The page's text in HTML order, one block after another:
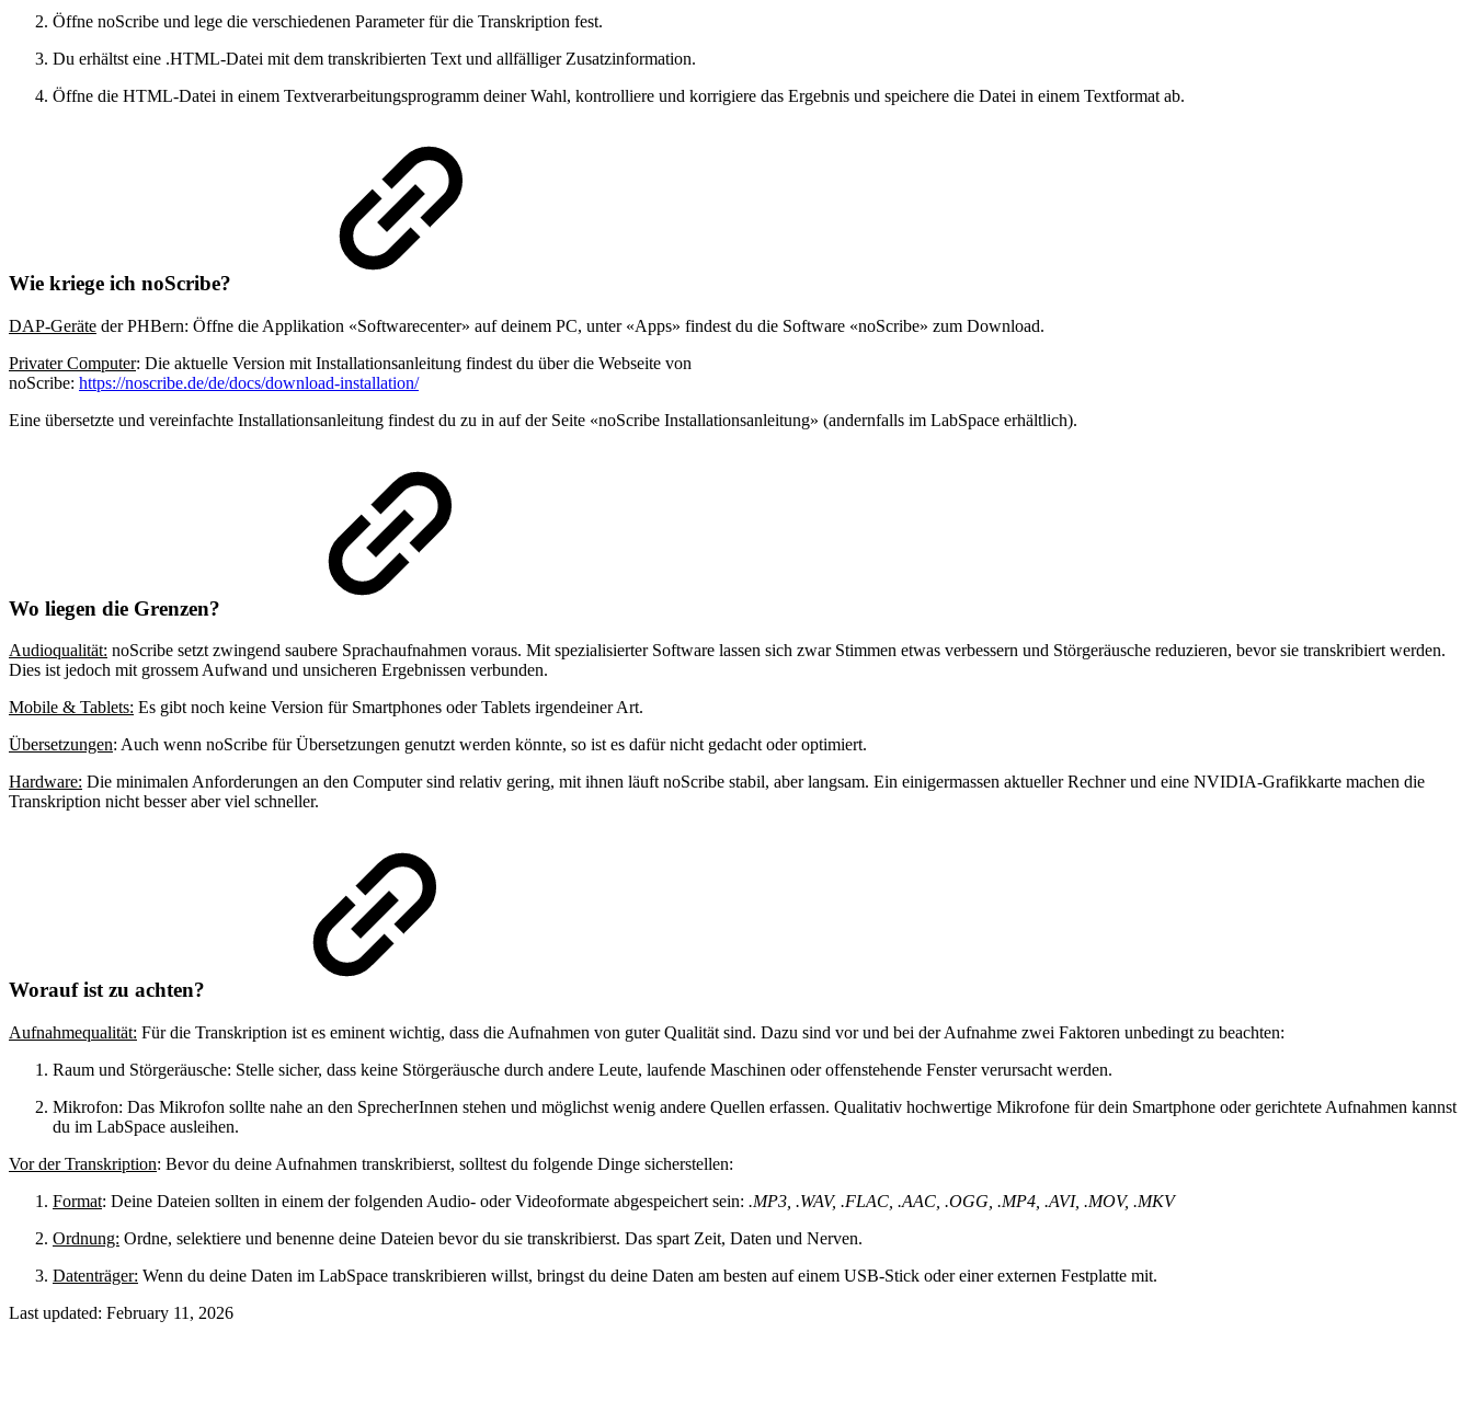
Öffne noScribe und lege die verschiedenen Parameter für die Transkription fest.
Du erhältst eine .HTML-Datei mit dem transkribierten Text und allfälliger Zusatzinformation.
Öffne die HTML-Datei in einem Textverarbeitungsprogramm deiner Wahl, kontrolliere und korrigiere das Ergebnis und speichere die Datei in einem Textformat ab.
Wie kriege ich noScribe?
DAP-Geräte der PHBern: Öffne die Applikation «Softwarecenter» auf deinem PC, unter «Apps» findest du die Software «noScribe» zum Download.
Privater Computer: Die aktuelle Version mit Installationsanleitung findest du über die Webseite von
noScribe: https://noscribe.de/de/docs/download-installation/
Eine übersetzte und vereinfachte Installationsanleitung findest du zu in auf der Seite «noScribe Installationsanleitung» (andernfalls im LabSpace erhältlich).
Wo liegen die Grenzen?
Audioqualität: noScribe setzt zwingend saubere Sprachaufnahmen voraus. Mit spezialisierter Software lassen sich zwar Stimmen etwas verbessern und Störgeräusche reduzieren, bevor sie transkribiert werden.
Dies ist jedoch mit grossem Aufwand und unsicheren Ergebnissen verbunden.
Mobile & Tablets: Es gibt noch keine Version für Smartphones oder Tablets irgendeiner Art.
Übersetzungen: Auch wenn noScribe für Übersetzungen genutzt werden könnte, so ist es dafür nicht gedacht oder optimiert.
Hardware: Die minimalen Anforderungen an den Computer sind relativ gering, mit ihnen läuft noScribe stabil, aber langsam. Ein einigermassen aktueller Rechner und eine NVIDIA-Grafikkarte machen die
Transkription nicht besser aber viel schneller.
Worauf ist zu achten?
Aufnahmequalität: Für die Transkription ist es eminent wichtig, dass die Aufnahmen von guter Qualität sind. Dazu sind vor und bei der Aufnahme zwei Faktoren unbedingt zu beachten:
Raum und Störgeräusche: Stelle sicher, dass keine Störgeräusche durch andere Leute, laufende Maschinen oder offenstehende Fenster verursacht werden.
Mikrofon: Das Mikrofon sollte nahe an den SprecherInnen stehen und möglichst wenig andere Quellen erfassen. Qualitativ hochwertige Mikrofone für dein Smartphone oder gerichtete Aufnahmen kannst
du im LabSpace ausleihen.
Vor der Transkription: Bevor du deine Aufnahmen transkribierst, solltest du folgende Dinge sicherstellen:
Format: Deine Dateien sollten in einem der folgenden Audio- oder Videoformate abgespeichert sein: .MP3, .WAV, .FLAC, .AAC, .OGG, .MP4, .AVI, .MOV, .MKV
Ordnung: Ordne, selektiere und benenne deine Dateien bevor du sie transkribierst. Das spart Zeit, Daten und Nerven.
Datenträger: Wenn du deine Daten im LabSpace transkribieren willst, bringst du deine Daten am besten auf einem USB-Stick oder einer externen Festplatte mit.
Last updated: February 11, 2026